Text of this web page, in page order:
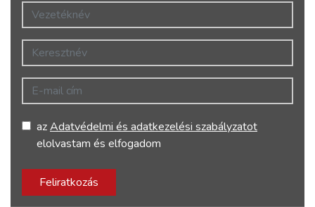
Vezetéknév
Keresztnév
E-mail cím
azAdatvédelmi és adatkezelési szabályzatot
elolvastam és elfogadom
Feliratkozás